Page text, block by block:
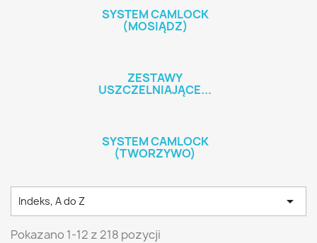
SYSTEM CAMLOCK
(MOSIĄDZ)
ZESTAWY
USZCZELNIAJĄCE...
SYSTEM CAMLOCK
(TWORZYWO)
Indeks, A do Z 
Pokazano 1-12 z 218 pozycji